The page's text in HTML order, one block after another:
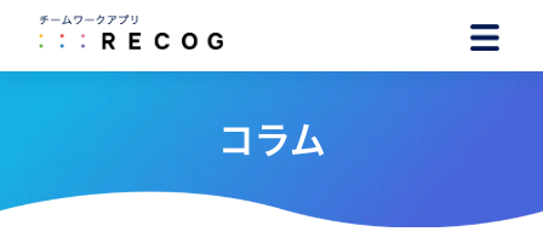
コラム